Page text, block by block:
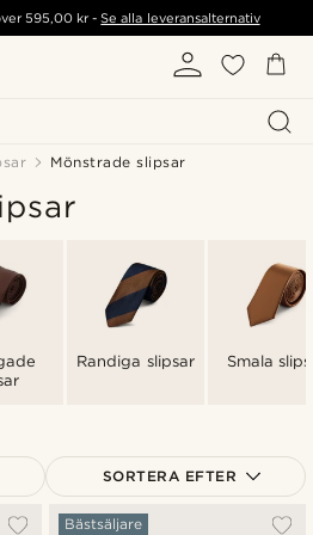
595,00 kr -Se alla leveransalternativ
Mönstrade slipsar
Randiga slipsar Smala
SORTERA EFTER
Mest populärt
Bästsäljare